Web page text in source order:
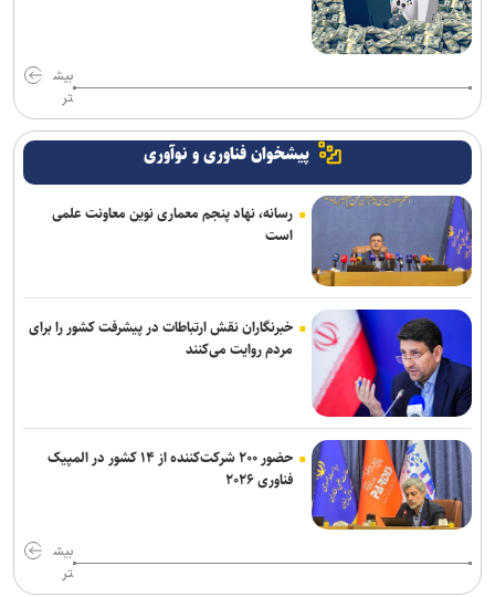
بیش
تر
پیشخوان فناوری و نوآوری
رسانه، نهاد پنجم معماری نوین معاونت علمی
است
خبرنگاران نقش ارتباطات در پیشرفت کشور را برای
مردم روایت می‌کنند
حضور ۲۰۰ شرکت‌کننده از ۱۴ کشور در المپیک
فناوری ۲۰۲۶
بیش
تر